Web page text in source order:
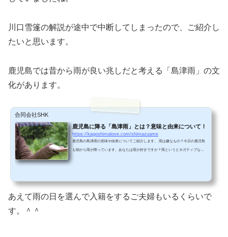
川口雪篷の解説が途中で中断してしまったので、ご紹介し
たいと思います。
鹿児島では昔から雨が良い兆しだと考える「島津雨」の文
化があります。
合同会社SHK
鹿児島に降る「島津雨」とは？意味と由来について！
https://kagoshimalove.com/shimazuame
鹿児島の島津雨の意味や由来についてご紹介します。 雨は嫌なもの？今日の鹿児島
も朝から雨が降っています。あなたは雨が好きですか？雨というとネガティブなイ
キーなことだという考えです。 島津雨とは？...
あえて雨の日を選んで入籍をするご夫婦もいるくらいで
す。＾＾